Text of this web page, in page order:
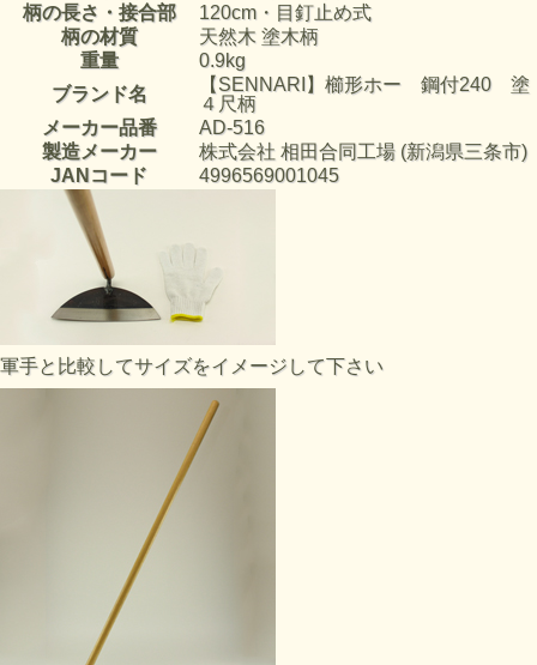
柄の長さ・接合部
120cm・目釘止め式
柄の材質
天然木 塗木柄
重量
0.9kg
ブランド名
【SENNARI】櫛形ホー 鋼付240 塗
４尺柄
メーカー品番
AD-516
製造メーカー
株式会社 相田合同工場 (新潟県三条市)
JANコード
4996569001045
軍手と比較してサイズをイメージして下さい